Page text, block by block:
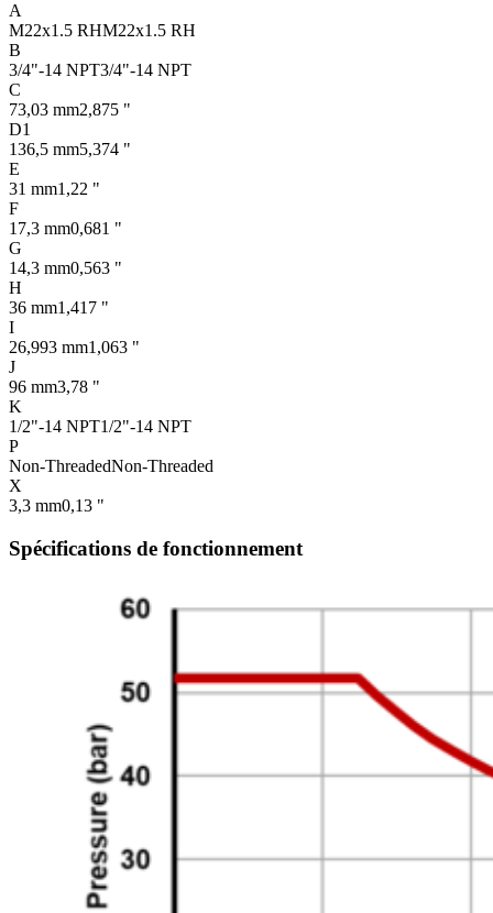
A
M22x1.5 RHM22x1.5 RH
B
3/4"-14 NPT3/4"-14 NPT
C
73,03 mm2,875 "
D1
136,5 mm5,374 "
E
31 mm1,22 "
F
17,3 mm0,681 "
G
14,3 mm0,563 "
H
36 mm1,417 "
I
26,993 mm1,063 "
J
96 mm3,78 "
K
1/2"-14 NPT1/2"-14 NPT
P
Non-ThreadedNon-Threaded
X
3,3 mm0,13 "
Spécifications de fonctionnement